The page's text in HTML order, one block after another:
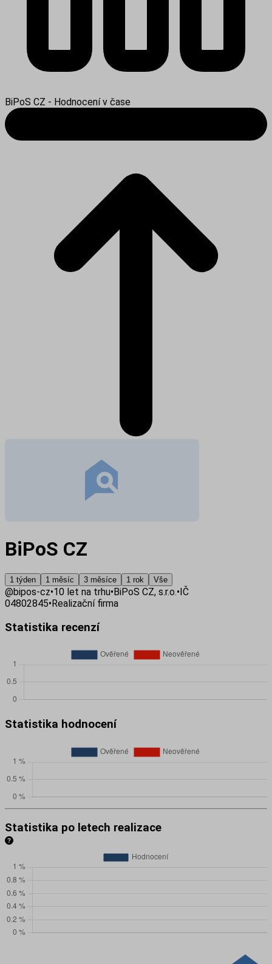
BiPoS CZ - Hodnocení v čase
BiPoS CZ
1 týden 1 měsíc 3 měsíce 1 rok Vše
@bipos-cz•10 let na trhu•BiPoS CZ, s.r.o.•IČ
04802845•Realizační firma
Statistika recenzí
Statistika hodnocení
Statistika po letech realizace